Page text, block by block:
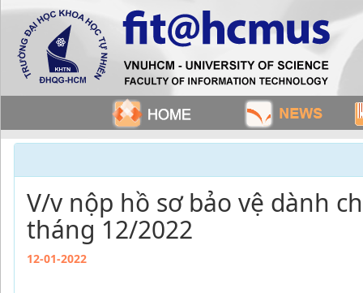
V/v nộp hồ sơ bảo vệ dành
tháng 12/2022
12-01-2022